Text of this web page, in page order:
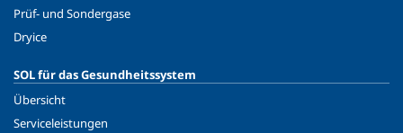
Prüf- und Sondergase
Dryice
SOL für das Gesundheitssystem
Übersicht
Serviceleistungen